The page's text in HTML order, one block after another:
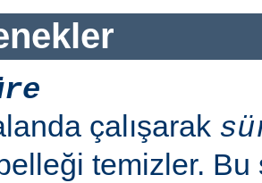
çalışarak
temizler.